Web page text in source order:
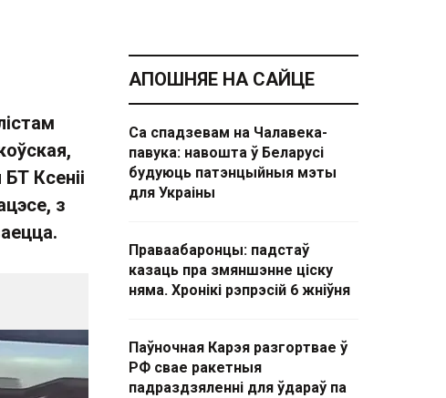
Ксеніі
з
АПОШНЯЕ НА САЙЦЕ
Са спадзевам на Чалавека-
павука: навошта ў Беларусі
будуюць патэнцыйныя мэты
для Украіны
Праваабаронцы: падстаў
казаць пра змяншэнне ціску
няма. Хронікі рэпрэсій 6 жніўня
Паўночная Карэя разгортвае ў
РФ свае ракетныя
падраздзяленні для ўдараў па